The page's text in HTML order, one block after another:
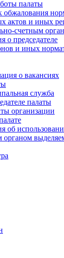
палаты
обжалования
актов и иных
счетным
о председателе
и иных
о вакансиях
служба
палаты
организации
об
органом